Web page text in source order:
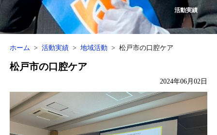
活動実績
ホーム 活動実績 地域活動 松戸市の口腔ケア
松戸市の口腔ケア
2024年06月02日